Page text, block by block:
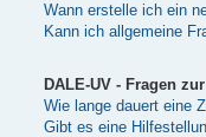
Wann erstelle ich ein
Kann ich allgemeine
DALE-UV - Fragen
Wie lange dauert eine
Gibt es eine